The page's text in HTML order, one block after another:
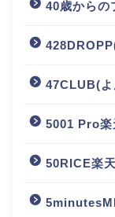
40歳からの
47CLUB(よ
5001 Pro楽
50RICE楽天